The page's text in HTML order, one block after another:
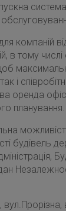
компаній
в тому числі
і
оренда
планування.
будівель